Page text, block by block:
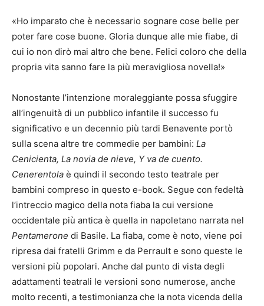
«Ho imparato che è necessario sognare cose belle per
poter fare cose buone. Gloria dunque alle mie fiabe, di
cui io non dirò mai altro che bene. Felici coloro che della
propria vita sanno fare la più meravigliosa novella!»
Nonostante l’intenzione moraleggiante possa sfuggire
all’ingenuità di un pubblico infantile il successo fu
significativo e un decennio più tardi Benavente portò
sulla scena altre tre commedie per bambini: La
Cenicienta, La novia de nieve, Y va de cuento.
Cenerentola è quindi il secondo testo teatrale per
bambini compreso in questo e-book. Segue con fedeltà
l’intreccio magico della nota fiaba la cui versione
occidentale più antica è quella in napoletano narrata nel
Pentamerone di Basile. La fiaba, come è noto, viene poi
ripresa dai fratelli Grimm e da Perrault e sono queste le
versioni più popolari. Anche dal punto di vista degli
adattamenti teatrali le versioni sono numerose, anche
molto recenti, a testimonianza che la nota vicenda della